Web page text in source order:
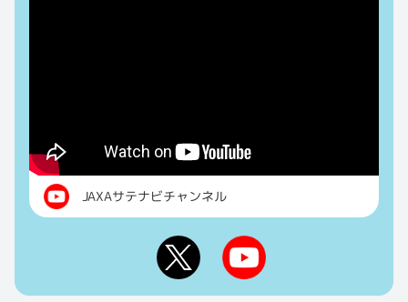
JAXAサテナビチャンネル